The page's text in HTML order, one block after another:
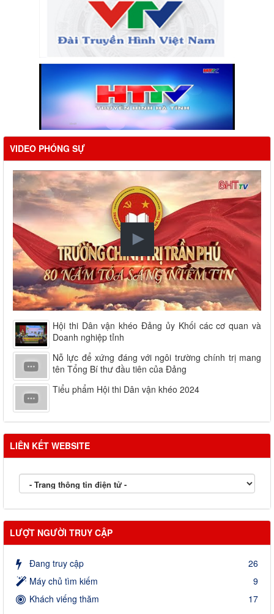
VIDEO PHÓNG SỰ
Hội thi Dân vận khéo Đảng ủy Khối các cơ quan và
Doanh nghiệp tỉnh
Nỗ lực để xứng đáng với ngôi trường chính trị mang
tên Tổng Bí thư đầu tiên của Đảng
Tiểu phẩm Hội thi Dân vận khéo 2024
LIÊN KẾT WEBSITE
LƯỢT NGƯỜI TRUY CẬP
Đang truy cập
26
Máy chủ tìm kiếm
9
Khách viếng thăm
17